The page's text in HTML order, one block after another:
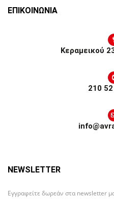
ΕΠΙΚΟΙΝΩΝΙΑ
Κεραμεικού
210
NEWSLETTER
Εγγραφείτε δωρεάν στα newsletter